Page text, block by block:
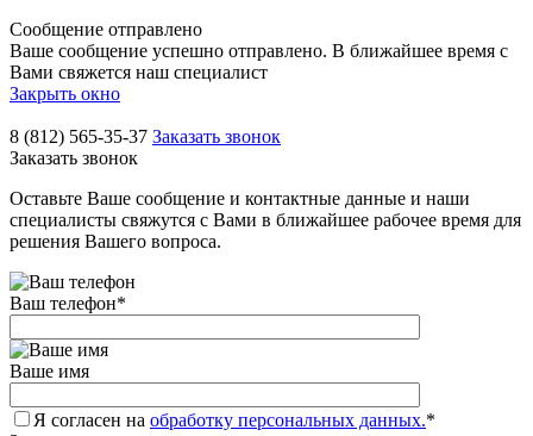
Сообщение отправлено
Ваше сообщение успешно отправлено. В ближайшее время с
Вами свяжется наш специалист
Закрыть окно
8 (812) 565-35-37 Заказать звонок
Заказать звонок
Оставьте Ваше сообщение и контактные данные и наши
специалисты свяжутся с Вами в ближайшее рабочее время для
решения Вашего вопроса.
Ваш телефон*
Ваше имя
Я согласен на обработку персональных данных.*